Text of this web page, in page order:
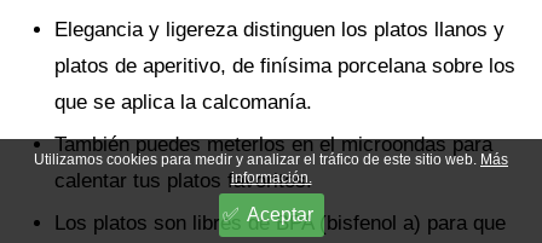
Elegancia y ligereza distinguen los platos llanos y
platos de aperitivo, de finísima porcelana sobre los
que se aplica la calcomanía.
También puedes meterlos en el microondas para
calentar tus platos favoritos.
Los platos son libres de BPA (bisfenol a) para que
Utilizamos cookies para medir y analizar el tráfico de este sitio web. Más
información.
Aceptar